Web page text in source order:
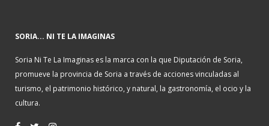
SORIA... NI TE LA IMAGINAS
Soria Ni Te La Imaginas es la marca con la que Diputación de Soria,
promueve la provincia de Soria a través de acciones vinculadas al
turismo, el patrimonio histórico, y natural, la gastronomía, el ocio y la
cultura.